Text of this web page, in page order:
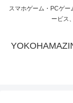
スマホゲーム・PCゲ
ービス